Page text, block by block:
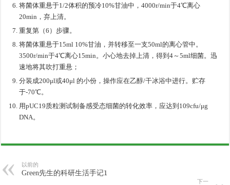
将菌体重悬于1/2体积的预冷10%甘油中，4000r/min于4℃离心
20min，弃上清。
重复第（6）步骤。
将菌体重悬于15ml 10%甘油，并转移至一支50ml的离心管中。
3500r/min于4℃离心15min。小心地去掉上清，得到4～5ml细菌。迅
速地将其吹打重悬；
分装成200μl或40μl 的小份，操作应在乙醇/干冰浴中进行。贮存
于-70℃。
用pUC19质粒测试制备感受态细菌的转化效率，应达到109cfu/μg
DNA。
以前的
Green先生的科研生活手记1
下一